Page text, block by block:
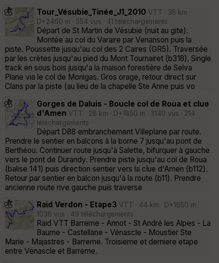
Tour_Vésubie_Tinée_J1_2010 VTT · 35 km ·
D+2460 m · 554 vus · 41 téléchargements ·
Départ de St Martin de Vésubie (nuit au gite).
Montée au col du Varaire par Venanson puis la
piste. Poussette jusqu'au col des 2 Caires (GR5). Traversée
par les crètes jusqu'au pied du Mont Tournairet (b318). Single
track en sous bois jusqu'a la maison forestière de Selva
Plane via le col de Monigas. Gros orage, retour direct sur
Clans par la piste (au lieu de la chapelle Ste Anne puis vo
Gorges de Daluis - Boucle col de Roua et clue
d'Amen VTT · 28 km · D+1850 m · 3140 vus · 214
téléchargements ·
Départ D88 embranchement Villeplane par route.
Prendre le sentier en balcons à la borne 7 jusqu'au pont de
Berthéou. Continuer route jusqu'à Salette, bifurquer à gauche
vers le pont de Durandy. Prendre piste jusqu'au col de Roua
(balise 141) puis direction sentier vers la clue d'Amen (b112).
Retour par sentier en balcon jusqu'à la route (b11). Prendre
ancienne route rive gauche puis traverse
Raid Verdon - Etape3 VTT · 44 km · D+1650 m ·
1036 vus · 49 téléchargements ·
Raid VTT Barreme - Annot - St André les Alpes - La
Baume - Castellane - Vénascle - Moustier Ste
Marie - Majastres - Barreme. Troisieme et derniere etape
entre Vénascle et Barreme.